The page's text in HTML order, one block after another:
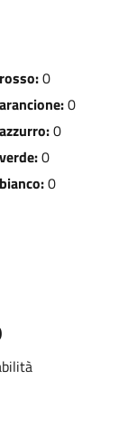
0
0
0
0
0